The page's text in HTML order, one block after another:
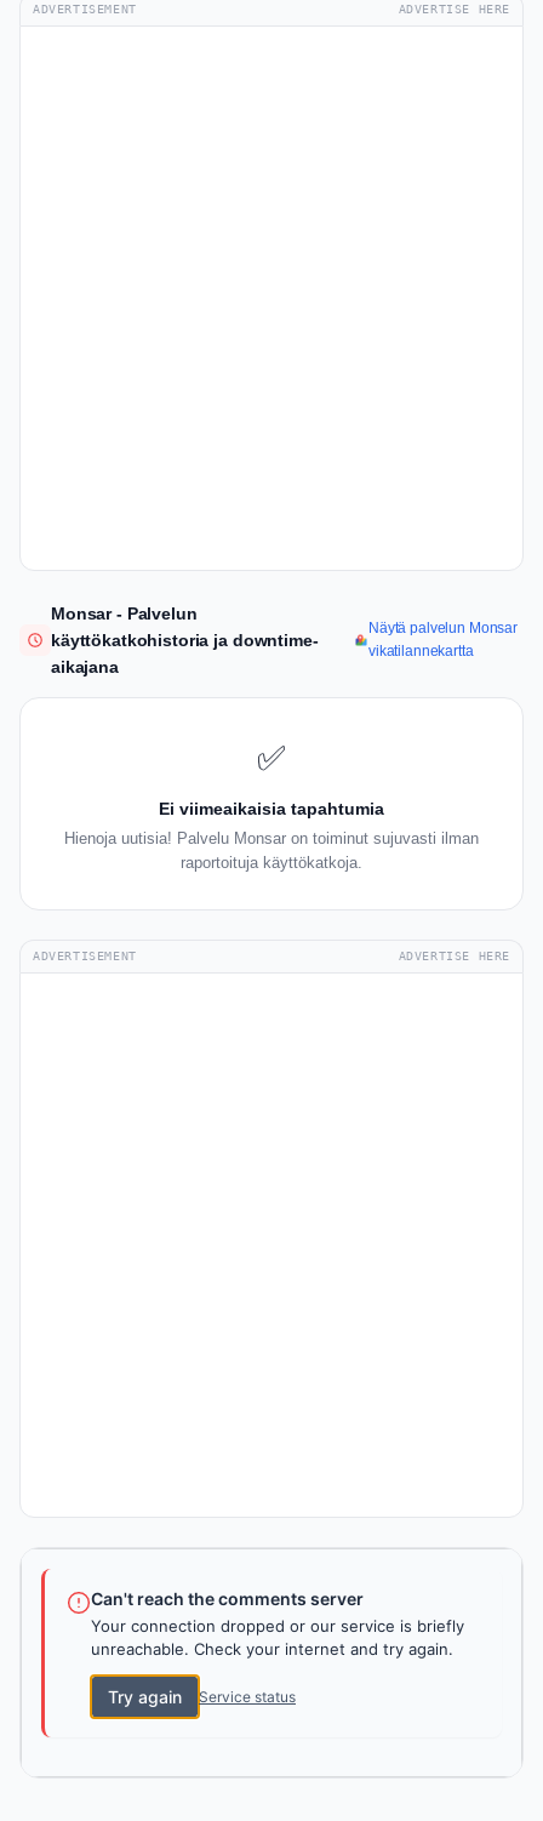
ADVERTISEMENT ADVERTISE HERE
Monsar - Palvelun
käyttökatkohistoria ja downtime-
aikajana
Näytä palvelun Monsar
vikatilannekartta
✅
Ei viimeaikaisia tapahtumia
Hienoja uutisia! Palvelu Monsar on toiminut sujuvasti ilman
raportoituja käyttökatkoja.
ADVERTISEMENT ADVERTISE HERE
Can't reach the comments server
Your connection dropped or our service is briefly
unreachable. Check your internet and try again.
Try again Service status